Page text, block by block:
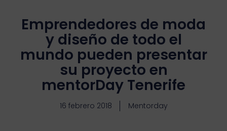
Emprendedores de moda
y diseño de todo el
mundo pueden presentar
su proyecto en
mentorDay Tenerife
16 febrero 2018 Mentorday